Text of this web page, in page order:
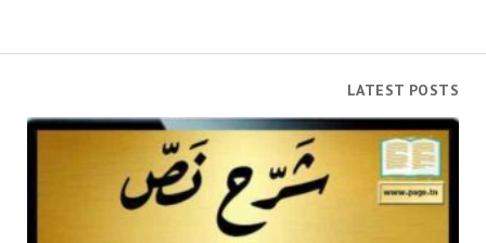
LATEST POSTS